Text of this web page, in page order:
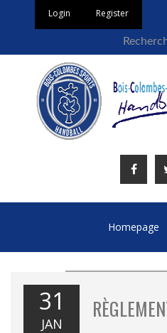
Login Register
Homepage
31
JAN